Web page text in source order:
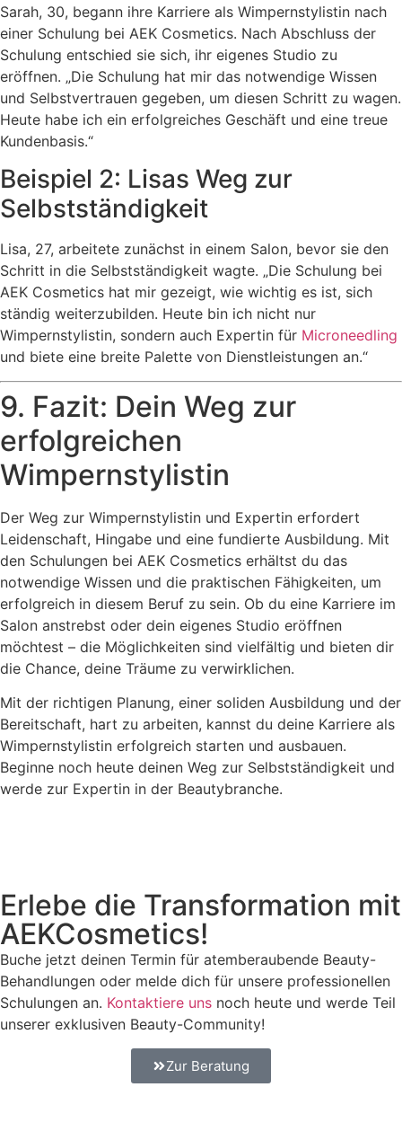
Sarah, 30, begann ihre Karriere als Wimpernstylistin nach
einer Schulung bei AEK Cosmetics. Nach Abschluss der
Schulung entschied sie sich, ihr eigenes Studio zu
eröffnen. „Die Schulung hat mir das notwendige Wissen
und Selbstvertrauen gegeben, um diesen Schritt zu wagen.
Heute habe ich ein erfolgreiches Geschäft und eine treue
Kundenbasis.“
Beispiel 2: Lisas Weg zur
Selbstständigkeit
Lisa, 27, arbeitete zunächst in einem Salon, bevor sie den
Schritt in die Selbstständigkeit wagte. „Die Schulung bei
AEK Cosmetics hat mir gezeigt, wie wichtig es ist, sich
ständig weiterzubilden. Heute bin ich nicht nur
Wimpernstylistin, sondern auch Expertin für Microneedling
und biete eine breite Palette von Dienstleistungen an.“
9. Fazit: Dein Weg zur
erfolgreichen
Wimpernstylistin
Der Weg zur Wimpernstylistin und Expertin erfordert
Leidenschaft, Hingabe und eine fundierte Ausbildung. Mit
den Schulungen bei AEK Cosmetics erhältst du das
notwendige Wissen und die praktischen Fähigkeiten, um
erfolgreich in diesem Beruf zu sein. Ob du eine Karriere im
Salon anstrebst oder dein eigenes Studio eröffnen
möchtest – die Möglichkeiten sind vielfältig und bieten dir
die Chance, deine Träume zu verwirklichen.
Mit der richtigen Planung, einer soliden Ausbildung und der
Bereitschaft, hart zu arbeiten, kannst du deine Karriere als
Wimpernstylistin erfolgreich starten und ausbauen.
Beginne noch heute deinen Weg zur Selbstständigkeit und
werde zur Expertin in der Beautybranche.
Erlebe die Transformation mit
AEKCosmetics!
Buche jetzt deinen Termin für atemberaubende Beauty-
Behandlungen oder melde dich für unsere professionellen
Schulungen an. Kontaktiere uns noch heute und werde Teil
unserer exklusiven Beauty-Community!
Zur Beratung